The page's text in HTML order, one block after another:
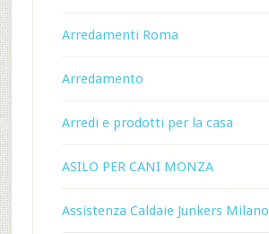
Arredamenti Roma
Arredamento
Arredi e prodotti per la casa
ASILO PER CANI MONZA
Assistenza Caldaie Junkers Milano